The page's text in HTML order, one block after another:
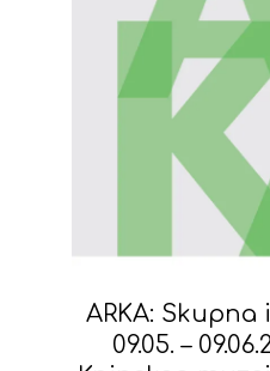
ARKA:
09.05. –